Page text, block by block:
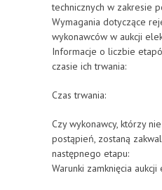
technicznych w zakresie
Wymagania dotyczące
wykonawców w aukcji
Informacje o liczbie
czasie ich trwania:
Czas trwania:
Czy wykonawcy, którzy
postąpień, zostaną
następnego etapu:
Warunki zamknięcia